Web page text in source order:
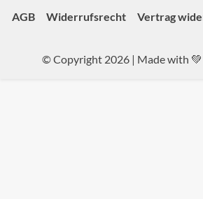
AGB
Widerrufsrecht Vertrag
© Copyright 2026 | Made with